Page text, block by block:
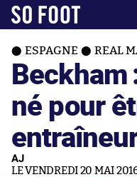
ESPAGNE REAL
Beckham
né pour
AJ
LE VENDREDI 20 MAI